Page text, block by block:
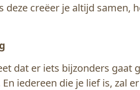
creëer je altijd samen,
dat er iets bijzonders
iedereen die je lief is, zal